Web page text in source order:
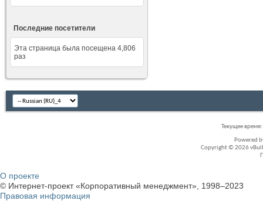
Последние посетители
Эта страница была посещена 4,806
раз
Текущее время:
Powered
Copyright © 2026
О проекте
© Интернет-проект «Корпоративный менеджмент», 1998–2023
Правовая информация